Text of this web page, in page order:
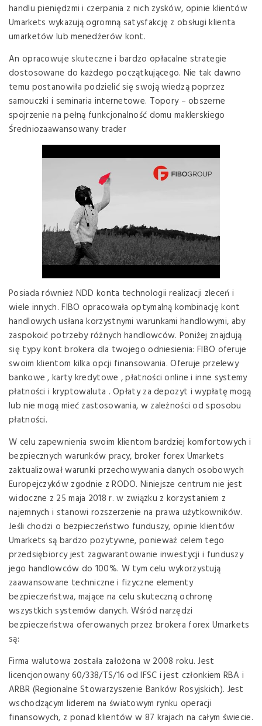
handlu pieniędzmi i czerpania z nich zysków, opinie klientów
Umarkets wykazują ogromną satysfakcję z obsługi klienta
umarketów lub menedżerów kont.
An opracowuje skuteczne i bardzo opłacalne strategie
dostosowane do każdego początkującego. Nie tak dawno
temu postanowiła podzielić się swoją wiedzą poprzez
samouczki i seminaria internetowe. Topory – obszerne
spojrzenie na pełną funkcjonalność domu maklerskiego
Średniozaawansowany trader
Posiada również NDD konta technologii realizacji zleceń i
wiele innych. FIBO opracowała optymalną kombinację kont
handlowych usłana korzystnymi warunkami handlowymi, aby
zaspokoić potrzeby różnych handlowców. Poniżej znajdują
się typy kont brokera dla twojego odniesienia: FIBO oferuje
swoim klientom kilka opcji finansowania. Oferuje przelewy
bankowe , karty kredytowe , płatności online i inne systemy
płatności i kryptowaluta . Opłaty za depozyt i wypłatę mogą
lub nie mogą mieć zastosowania, w zależności od sposobu
płatności.
W celu zapewnienia swoim klientom bardziej komfortowych i
bezpiecznych warunków pracy, broker forex Umarkets
zaktualizował warunki przechowywania danych osobowych
Europejczyków zgodnie z RODO. Niniejsze centrum nie jest
widoczne z 25 maja 2018 r. w związku z korzystaniem z
najemnych i stanowi rozszerzenie na prawa użytkowników.
Jeśli chodzi o bezpieczeństwo funduszy, opinie klientów
Umarkets są bardzo pozytywne, ponieważ celem tego
przedsiębiorcy jest zagwarantowanie inwestycji i funduszy
jego handlowców do 100%. W tym celu wykorzystują
zaawansowane techniczne i fizyczne elementy
bezpieczeństwa, mające na celu skuteczną ochronę
wszystkich systemów danych. Wśród narzędzi
bezpieczeństwa oferowanych przez brokera forex Umarkets
są:
Firma walutowa została założona w 2008 roku. Jest
licencjonowany 60/338/TS/16 od IFSC i jest członkiem RBA i
ARBR (Regionalne Stowarzyszenie Banków Rosyjskich). Jest
wschodzącym liderem na światowym rynku operacji
finansowych, z ponad klientów w 87 krajach na całym świecie.